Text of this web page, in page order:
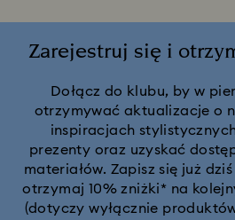
Bransoletki z powłoką w
Bransoletki z
Zarejestruj się i
Dołącz do klubu, by w
otrzymywać aktualizacje o
inspiracjach
prezenty oraz uzyskać
materiałów. Zapisz się już
otrzymaj 10% zniżki* na
(dotyczy wyłącznie